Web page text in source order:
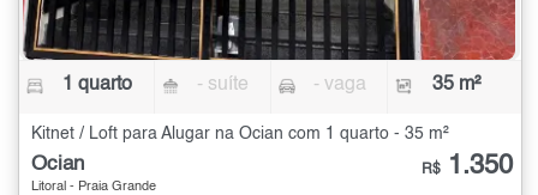
1 quarto - suíte - vaga 35 m²
Kitnet / Loft para Alugar na Ocian com 1 quarto - 35 m²
Ocian
Litoral - Praia Grande
R$ 1.350